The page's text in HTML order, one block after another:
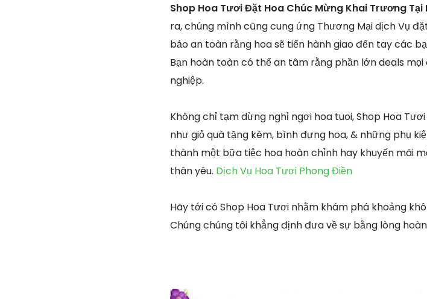
Shop Hoa Tươi Đặt Hoa Chúc Mừng Khai Trương Tại
ra, chúng mình cũng cung ứng Thương Mại dịch Vụ
bảo an toàn rằng hoa sẽ tiến hành giao đến tay các
Bạn hoàn toàn có thể an tâm rằng phần lớn deals
nghiệp.
Không chỉ tạm dừng nghỉ ngơi hoa tuoi, Shop Hoa
như giỏ quà tặng kèm, bình đựng hoa, & những phụ
thành một bữa tiệc hoa hoàn chỉnh hay khuyến mãi
thân yêu. Dịch Vụ Hoa Tươi Phong Điền
Hãy tới có Shop Hoa Tươi nhằm khám phá khoảng
Chúng chúng tôi khẳng định đưa về sự bằng lòng